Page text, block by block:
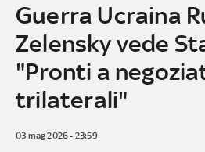
Guerra Ucraina
Zelensky vede
"Pronti a
trilaterali"
03 mag 2026 - 23:59